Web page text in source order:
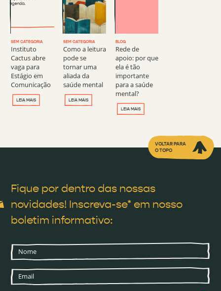
SEM CATEGORIA
Instituto
Cactus abre
vaga para
Estágio em
Comunicação
LEIA MAIS
SEM CATEGORIA
Como a leitura
pode se
tornar uma
aliada da
saúde mental
LEIA MAIS
BLOG
Rede de
apoio: por que
ela é tão
importante
para a saúde
mental?
LEIA MAIS
VOLTAR PARA
O TOPO
Fique por dentro das nossas
novidades! Inscreva-se* em nosso
boletim informativo: